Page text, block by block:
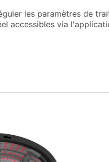
les paramètres de
accessibles via